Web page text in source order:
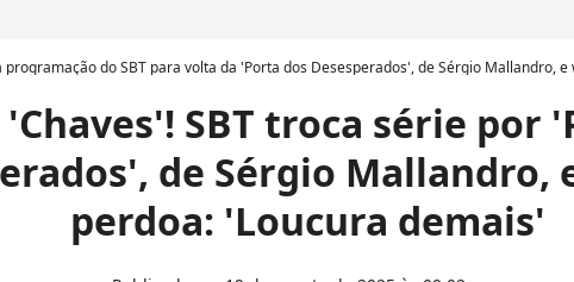
programação do SBT para volta da 'Porta dos Desesperados', de Sérgio Mallandro,
SBT troca série por
de Sérgio Mallandro,
perdoa: 'Loucura demais'